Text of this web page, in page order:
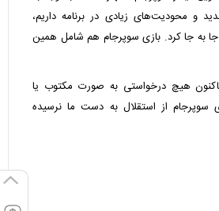
و محودیت‌های زیادی در برنامه داریم،
جا به جا کرد. بازی سوپرجام هم شامل همین
هیچ درخواستی به صورت مکتوب یا
سوپرجام از استقلال به دست ما نرسیده